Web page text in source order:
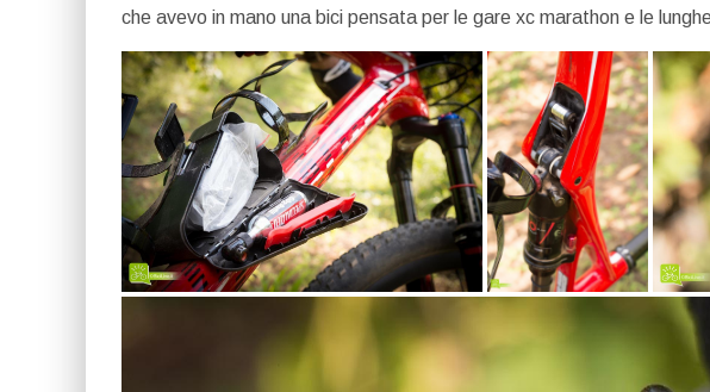
che avevo in mano una bici pensata per le gare xc marathon e le